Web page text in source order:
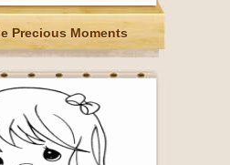
Precious Moments